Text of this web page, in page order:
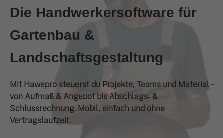
Die Handwerkersoftware für
Gartenbau &
Landschaftsgestaltung
Mit Hawepro steuerst du Projekte, Teams und Material –
von Aufmaß & Angebot bis Abschlags‑ &
Schlussrechnung. Mobil, einfach und ohne
Vertragslaufzeit.